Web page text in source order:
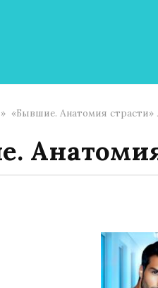
» «Бывшие. Анатомия страсти»